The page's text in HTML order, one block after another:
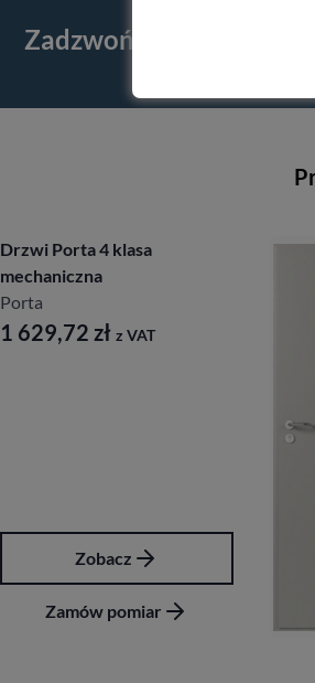
Zadzwoń i skorzystaj z
Drzwi Porta 4 klasa
mechaniczna
Porta
1 629,72 zł z VAT
Zobacz
Zamów pomiar